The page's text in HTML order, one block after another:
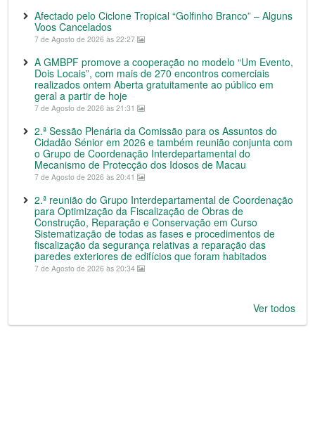
Afectado pelo Ciclone Tropical “Golfinho Branco” – Alguns
Voos Cancelados
7 de Agosto de 2026 às 22:27
A GMBPF promove a cooperação no modelo “Um Evento,
Dois Locais”, com mais de 270 encontros comerciais
realizados ontem Aberta gratuitamente ao público em
geral a partir de hoje
7 de Agosto de 2026 às 21:31
2.ª Sessão Plenária da Comissão para os Assuntos do
Cidadão Sénior em 2026 e também reunião conjunta com
o Grupo de Coordenação Interdepartamental do
Mecanismo de Protecção dos Idosos de Macau
7 de Agosto de 2026 às 20:41
2.ª reunião do Grupo Interdepartamental de Coordenação
para Optimização da Fiscalização de Obras de
Construção, Reparação e Conservação em Curso
Sistematização de todas as fases e procedimentos de
fiscalização da segurança relativas a reparação das
paredes exteriores de edifícios que foram habitados
7 de Agosto de 2026 às 20:34
Ver todos